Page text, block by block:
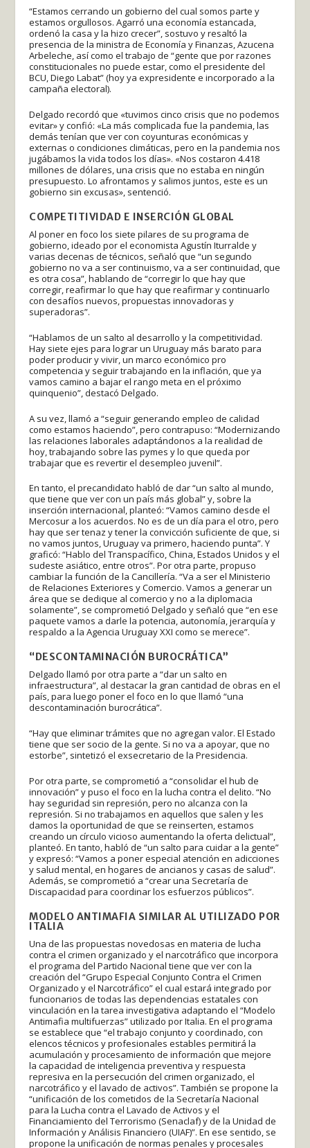
“Estamos cerrando un gobierno del cual somos parte y
estamos orgullosos. Agarró una economía estancada,
ordenó la casa y la hizo crecer”, sostuvo y resaltó la
presencia de la ministra de Economía y Finanzas, Azucena
Arbeleche, así como el trabajo de “gente que por razones
constitucionales no puede estar, como el presidente del
BCU, Diego Labat” (hoy ya expresidente e incorporado a la
campaña electoral).
Delgado recordó que «tuvimos cinco crisis que no podemos
evitar» y confió: «La más complicada fue la pandemia, las
demás tenían que ver con coyunturas económicas y
externas o condiciones climáticas, pero en la pandemia nos
jugábamos la vida todos los días». «Nos costaron 4.418
millones de dólares, una crisis que no estaba en ningún
presupuesto. Lo afrontamos y salimos juntos, este es un
gobierno sin excusas», sentenció.
COMPETITIVIDAD E INSERCIÓN GLOBAL
Al poner en foco los siete pilares de su programa de
gobierno, ideado por el economista Agustín Iturralde y
varias decenas de técnicos, señaló que “un segundo
gobierno no va a ser continuismo, va a ser continuidad, que
es otra cosa”, hablando de “corregir lo que hay que
corregir, reafirmar lo que hay que reafirmar y continuarlo
con desafíos nuevos, propuestas innovadoras y
superadoras”.
“Hablamos de un salto al desarrollo y la competitividad.
Hay siete ejes para lograr un Uruguay más barato para
poder producir y vivir, un marco económico pro
competencia y seguir trabajando en la inflación, que ya
vamos camino a bajar el rango meta en el próximo
quinquenio”, destacó Delgado.
A su vez, llamó a “seguir generando empleo de calidad
como estamos haciendo”, pero contrapuso: “Modernizando
las relaciones laborales adaptándonos a la realidad de
hoy, trabajando sobre las pymes y lo que queda por
trabajar que es revertir el desempleo juvenil”.
En tanto, el precandidato habló de dar “un salto al mundo,
que tiene que ver con un país más global” y, sobre la
inserción internacional, planteó: “Vamos camino desde el
Mercosur a los acuerdos. No es de un día para el otro, pero
hay que ser tenaz y tener la convicción suficiente de que, si
no vamos juntos, Uruguay va primero, haciendo punta”. Y
graficó: “Hablo del Transpacífico, China, Estados Unidos y el
sudeste asiático, entre otros”. Por otra parte, propuso
cambiar la función de la Cancillería. “Va a ser el Ministerio
de Relaciones Exteriores y Comercio. Vamos a generar un
área que se dedique al comercio y no a la diplomacia
solamente”, se comprometió Delgado y señaló que “en ese
paquete vamos a darle la potencia, autonomía, jerarquía y
respaldo a la Agencia Uruguay XXI como se merece”.
“DESCONTAMINACIÓN BUROCRÁTICA”
Delgado llamó por otra parte a “dar un salto en
infraestructura”, al destacar la gran cantidad de obras en el
país, para luego poner el foco en lo que llamó “una
descontaminación burocrática”.
“Hay que eliminar trámites que no agregan valor. El Estado
tiene que ser socio de la gente. Si no va a apoyar, que no
estorbe”, sintetizó el exsecretario de la Presidencia.
Por otra parte, se comprometió a “consolidar el hub de
innovación” y puso el foco en la lucha contra el delito. “No
hay seguridad sin represión, pero no alcanza con la
represión. Si no trabajamos en aquellos que salen y les
damos la oportunidad de que se reinserten, estamos
creando un círculo vicioso aumentando la oferta delictual”,
planteó. En tanto, habló de “un salto para cuidar a la gente”
y expresó: “Vamos a poner especial atención en adicciones
y salud mental, en hogares de ancianos y casas de salud”.
Además, se comprometió a “crear una Secretaría de
Discapacidad para coordinar los esfuerzos públicos”.
MODELO ANTIMAFIA SIMILAR AL UTILIZADO POR
ITALIA
Una de las propuestas novedosas en materia de lucha
contra el crimen organizado y el narcotráfico que incorpora
el programa del Partido Nacional tiene que ver con la
creación del “Grupo Especial Conjunto Contra el Crimen
Organizado y el Narcotráfico” el cual estará integrado por
funcionarios de todas las dependencias estatales con
vinculación en la tarea investigativa adaptando el “Modelo
Antimafia multifuerzas” utilizado por Italia. En el programa
se establece que “el trabajo conjunto y coordinado, con
elencos técnicos y profesionales estables permitirá la
acumulación y procesamiento de información que mejore
la capacidad de inteligencia preventiva y respuesta
represiva en la persecución del crimen organizado, el
narcotráfico y el lavado de activos”. También se propone la
“unificación de los cometidos de la Secretaría Nacional
para la Lucha contra el Lavado de Activos y el
Financiamiento del Terrorismo (Senaclaf) y de la Unidad de
Información y Análisis Financiero (UIAF)”. En ese sentido, se
propone la unificación de normas penales y procesales